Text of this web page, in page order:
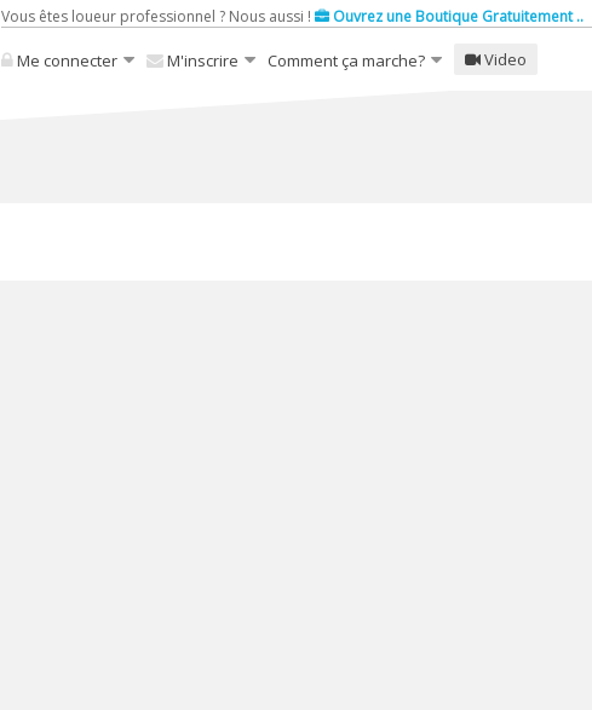
Vous êtes loueur professionnel ? Nous aussi ! Ouvrez une Boutique Gratuitement ..
Me connecter M'inscrire Comment ça marche? Video